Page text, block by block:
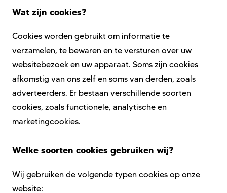
Wat zijn cookies?
Cookies worden gebruikt om informatie te
verzamelen, te bewaren en te versturen over uw
websitebezoek en uw apparaat. Soms zijn cookies
afkomstig van ons zelf en soms van derden, zoals
adverteerders. Er bestaan verschillende soorten
cookies, zoals functionele, analytische en
marketingcookies.
Welke soorten cookies gebruiken wij?
Wij gebruiken de volgende typen cookies op onze
website: